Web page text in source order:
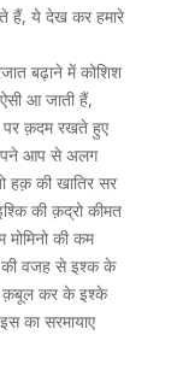
हैं, ये देख कर हमारे
बढ़ाने में कोशिश
आ जाती हैं,
पर क़दम रखते हुए
आप से अलग
हक़ की खातिर सर
की क़द्रो कीमत
की कम
की वजह से इश्क के
क़बूल कर के इश्के
का सरमायाए